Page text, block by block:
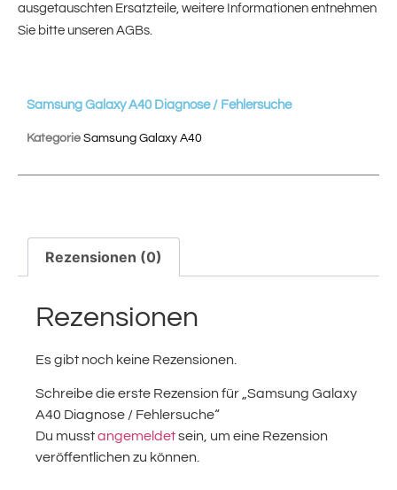
ausgetauschten Ersatzteile, weitere Informationen entnehmen
Sie bitte unseren AGBs.
Samsung Galaxy A40 Diagnose / Fehlersuche
Kategorie Samsung Galaxy A40
Rezensionen (0)
Rezensionen
Es gibt noch keine Rezensionen.
Schreibe die erste Rezension für „Samsung Galaxy
A40 Diagnose / Fehlersuche“
Du musstangemeldetsein, um eine Rezension
veröffentlichen zu können.